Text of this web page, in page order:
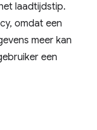
laadtijdstip.
omdat een
meer kan
een